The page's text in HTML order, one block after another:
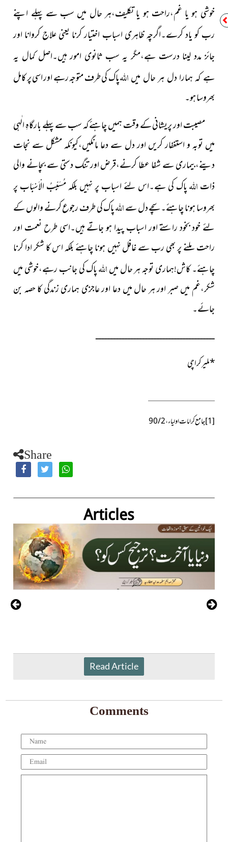
خوشی ہو یا غم،راحت ہو یا تکلیف،ہر حال میں سب سے پہلے اپنے
رب کو یاد کرے۔اگرچہ ظاہری اسباب اختیار کرنا یعنی علاج کروانا اور
جائز مدد لینا درست ہے،مگر یہ سبثانوی امور ہیں۔اصل کمال یہ
ہے کہ ہمارا دل ہر حال میں اللہپاککی طرف متوجہ رہے اور اسی پر کامل
بھروسا ہو۔
مصیبت اور پریشانی کے وقت ہمیں چاہئے کہ سب سے پہلے بارگاہِ الٰہی
میں توبہ و استغفار کریں اور دل سے دعا مانگیں،کیونکہ مشکل سے نجات
دینے،بیماری سے شفا عطا کرنے،قرض اور تنگ دستی سے بچانے والی
ذاتاللہپاک کی ہے۔اس لئے اسباب پر نہیں بلکہ مُسَبِّبُ الْاَسْبَاب پر
بھروسا ہونا چاہئے۔سچے دل سےاللہپاک کی طرف رجوع کرنے والوں کے
لئے خود بخود راستے اور اسباب پیدا ہو جاتے ہیں۔اسی طرح نعمت اور
راحت ملنے پر بھی رب سے غافل نہیں ہونا چاہئے بلکہ اس کا شکر ادا کرنا
چاہئے۔ کاش!ہماری توجہ ہر حال میںاللہپاک کی جانب رہے،خوشی میں
شکر،غم میں صبر اور ہر حال میں دعا اور عاجزی ہماری زندگی کا حصہ بن
جائے۔
ــــــــــــــــــــــــــــــــــــــــــــــــــــــــــــــــــــــــــــــ
*ملیر کراچی
[1]جامع كرامات اولياء،2/ 90
Share
Articles
Read Article
Comments